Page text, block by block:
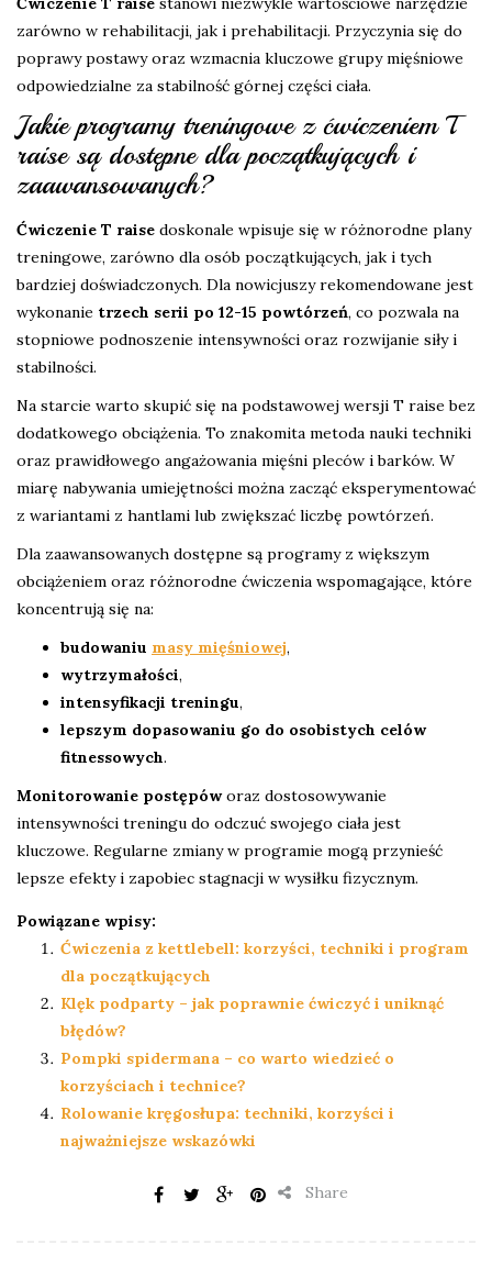
zarówno w rehabilitacji, jak i prehabilitacji. Przyczynia się do
poprawy postawy oraz wzmacnia kluczowe grupy mięśniowe
odpowiedzialne za stabilność górnej części ciała.
Jakie programy treningowe z ćwiczeniem T
raise są dostępne dla początkujących i
zaawansowanych?
Ćwiczenie T raise doskonale wpisuje się w różnorodne plany
treningowe, zarówno dla osób początkujących, jak i tych
bardziej doświadczonych. Dla nowicjuszy rekomendowane jest
wykonanie trzech serii po 12-15 powtórzeń, co pozwala na
stopniowe podnoszenie intensywności oraz rozwijanie siły i
stabilności.
Na starcie warto skupić się na podstawowej wersji T raise bez
dodatkowego obciążenia. To znakomita metoda nauki techniki
oraz prawidłowego angażowania mięśni pleców i barków. W
miarę nabywania umiejętności można zacząć eksperymentować
z wariantami z hantlami lub zwiększać liczbę powtórzeń.
Dla zaawansowanych dostępne są programy z większym
obciążeniem oraz różnorodne ćwiczenia wspomagające, które
koncentrują się na:
budowaniu masy mięśniowej,
wytrzymałości,
intensyfikacji treningu,
lepszym dopasowaniu go do osobistych celów
fitnessowych.
Monitorowanie postępóworaz dostosowywanie
intensywności treningu do odczuć swojego ciała jest
kluczowe. Regularne zmiany w programie mogą przynieść
lepsze efekty i zapobiec stagnacji w wysiłku fizycznym.
Powiązane wpisy:
Ćwiczenia z kettlebell: korzyści, techniki i program
dla początkujących
Klęk podparty – jak poprawnie ćwiczyć i uniknąć
błędów?
Pompki spidermana – co warto wiedzieć o
korzyściach i technice?
Rolowanie kręgosłupa: techniki, korzyści i
najważniejsze wskazówki
Share